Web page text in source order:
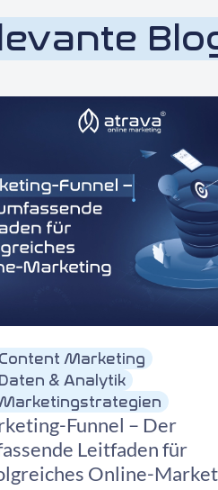
Content Marketing
Daten & Analytik
Funnel – Der
Leitfaden für
Online-